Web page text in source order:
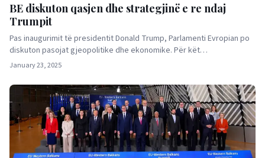
BE diskuton qasjen dhe strategjinë e re ndaj
Trumpit
Pas inaugurimit të presidentit Donald Trump, Parlamenti Evropian po
diskuton pasojat gjeopolitike dhe ekonomike. Për kët…
January 23, 2025